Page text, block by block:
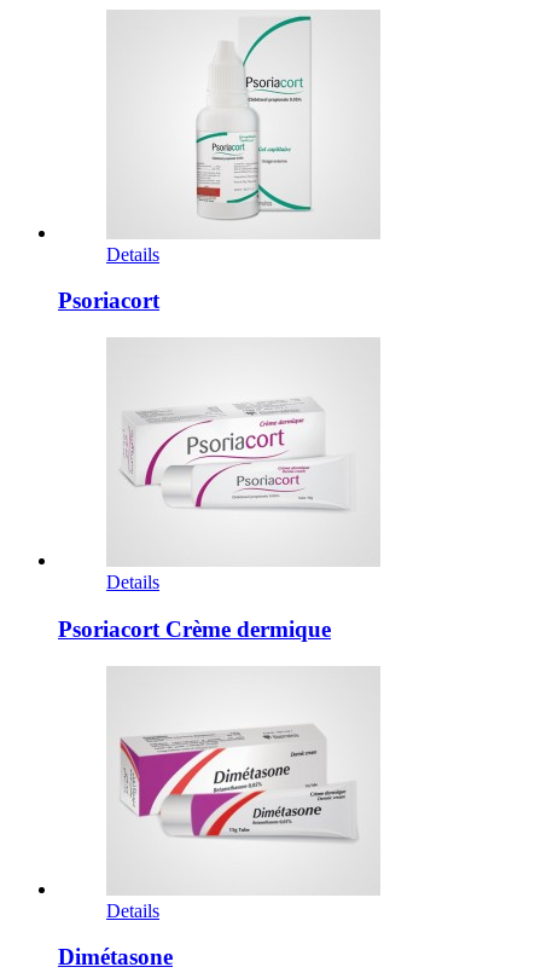
Details
Psoriacort
Details
Psoriacort Crème dermique
Details
Dimétasone